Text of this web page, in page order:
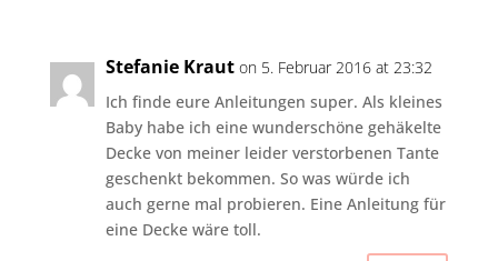
Stefanie Kraut on 5. Februar 2016 at 23:32
Ich finde eure Anleitungen super. Als kleines
Baby habe ich eine wunderschöne gehäkelte
Decke von meiner leider verstorbenen Tante
geschenkt bekommen. So was würde ich
auch gerne mal probieren. Eine Anleitung für
eine Decke wäre toll.